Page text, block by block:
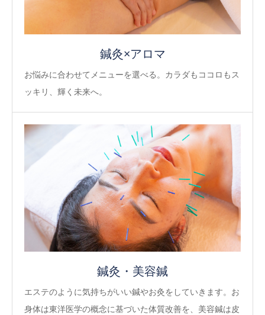
鍼灸×アロマ
お悩みに合わせてメニューを選べる。カラダもココロもス
ッキリ、輝く未来へ。
鍼灸・美容鍼
エステのように気持ちがいい鍼やお灸をしていきます。お
身体は東洋医学の概念に基づいた体質改善を、美容鍼は皮